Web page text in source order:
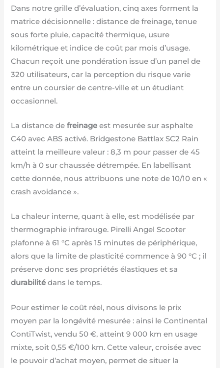
Dans notre grille d’évaluation, cinq axes forment la
matrice décisionnelle : distance de freinage, tenue
sous forte pluie, capacité thermique, usure
kilométrique et indice de coût par mois d’usage.
Chacun reçoit une pondération issue d’un panel de
320 utilisateurs, car la perception du risque varie
entre un coursier de centre-ville et un étudiant
occasionnel.
La distance defreinage est mesurée sur asphalte
C40 avec ABS activé. Bridgestone Battlax SC2 Rain
atteint la meilleure valeur : 8,3 m pour passer de 45
km/h à 0 sur chaussée détrempée. En labellisant
cette donnée, nous attribuons une note de 10/10 en «
crash avoidance ».
La chaleur interne, quant à elle, est modélisée par
thermographie infrarouge. Pirelli Angel Scooter
plafonne à 61 °C après 15 minutes de périphérique,
alors que la limite de plasticité commence à 90 °C ; il
préserve donc ses propriétés élastiques et sa
durabilité dans le temps.
Pour estimer le coût réel, nous divisons le prix
moyen par la longévité mesurée : ainsi le Continental
ContiTwist, vendu 50 €, atteint 9 000 km en usage
mixte, soit 0,55 €/100 km. Cette valeur, croisée avec
le pouvoir d’achat moyen, permet de situer la